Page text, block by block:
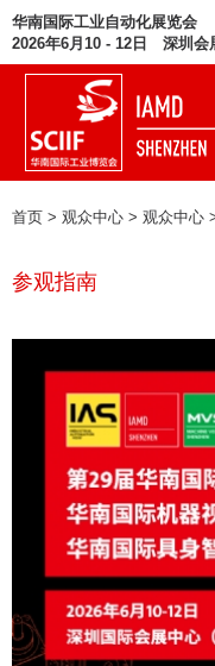
华南国际工业自动化展览会
2026年6月10 - 12日 深圳会
首页 > 观众中心 > 观众中心
参观指南